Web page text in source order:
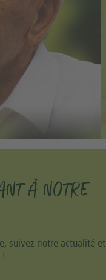
À NOTRE
suivez notre actualité et
!